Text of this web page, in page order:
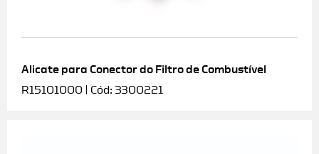
Alicate para Conector do Filtro de Combustível
R15101000 | Cód: 3300221